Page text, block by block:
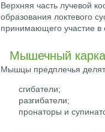
Верхняя часть лучевой
образования локтевого
принимающего участие в
Мышечный
Мышцы предплечья
сгибатели;
разгибатели;
пронаторы и